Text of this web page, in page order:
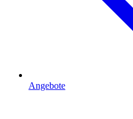
Angebote